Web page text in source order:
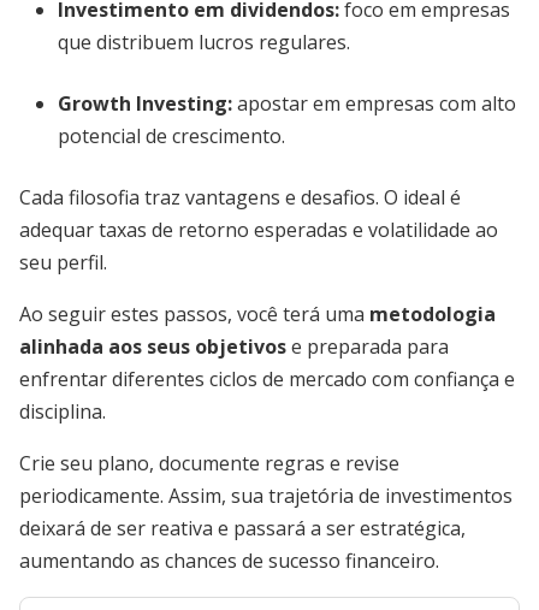
Investimento em dividendos:foco em empresas
que distribuem lucros regulares.
Growth Investing:apostar em empresas com alto
potencial de crescimento.
Cada filosofia traz vantagens e desafios. O ideal é
adequar taxas de retorno esperadas e volatilidade ao
seu perfil.
Ao seguir estes passos, você terá uma metodologia
alinhada aos seus objetivose preparada para
enfrentar diferentes ciclos de mercado com confiança e
disciplina.
Crie seu plano, documente regras e revise
periodicamente. Assim, sua trajetória de investimentos
deixará de ser reativa e passará a ser estratégica,
aumentando as chances de sucesso financeiro.